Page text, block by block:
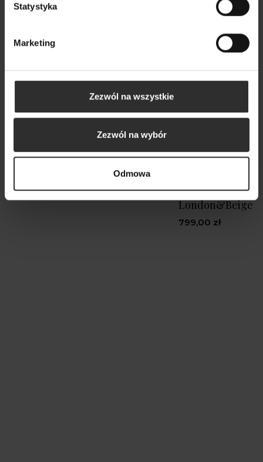
Statystyka
Marketing
Zezwól na wszystkie
Zezwól na wybór
Odmowa
179,00 zł
reglanowym
London&Beige
799,00 zł